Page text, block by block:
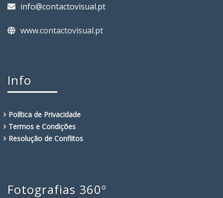
info@contactovisual.pt
www.contactovisual.pt
Info
Política de Privacidade
Termos e Condições
Resolução de Conflitos
Fotografias 360º